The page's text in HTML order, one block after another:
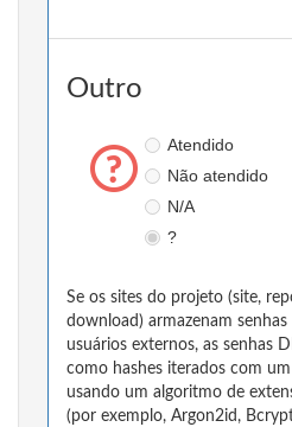
Outro
Atendido
Não atendido
N/A
?
Se os sites do projeto (site,
download) armazenam
usuários externos, as senhas
como hashes iterados com
usando um algoritmo de
(por exemplo, Argon2id,